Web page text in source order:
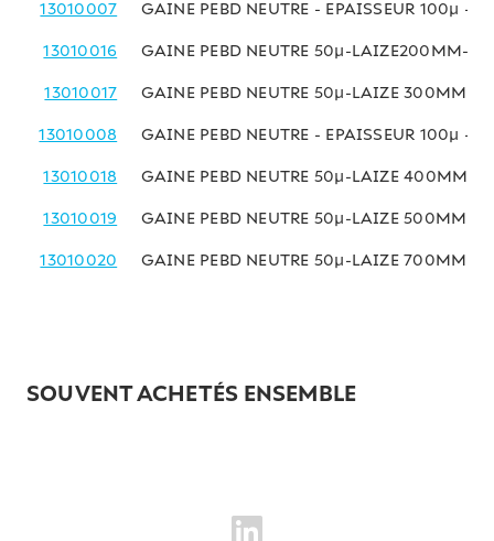
13010007 GAINE PEBD NEUTRE - EPAISSEUR 100µ -
13010016 GAINE PEBD NEUTRE 50µ-LAIZE200MM-
13010017 GAINE PEBD NEUTRE 50µ-LAIZE 300MM-
13010008 GAINE PEBD NEUTRE - EPAISSEUR 100µ -
13010018 GAINE PEBD NEUTRE 50µ-LAIZE 400MM-
13010019 GAINE PEBD NEUTRE 50µ-LAIZE 500MM-
13010020 GAINE PEBD NEUTRE 50µ-LAIZE 700MM-
SOUVENT ACHETÉS ENSEMBLE